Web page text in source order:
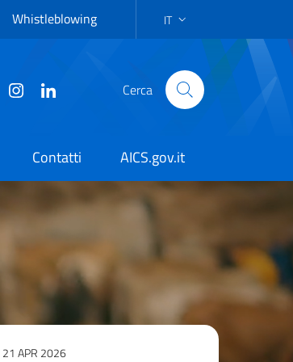
Whistleblowing LANGUAGE SELECTION: IT
IT
Cerca
Contatti AICS.gov.it
21 APR 2026